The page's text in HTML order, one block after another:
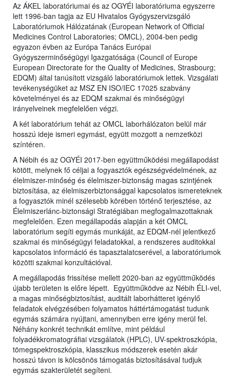
Az ÁKEL laboratóriumai és az OGYÉI laboratóriuma egyszerre
lett 1996-ban tagja az EU Hivatalos Gyógyszervizsgáló
Laboratóriumok Hálózatának (European Network of Official
Medicines Control Laboratories; OMCL), 2004-ben pedig
egyazon évben az Európa Tanács Európai
Gyógyszerminőségügyi Igazgatósága (Council of Europe
European Directorate for the Quality of Medicines, Strasbourg;
EDQM) által tanúsított vizsgáló laboratóriumok lettek. Vizsgálati
tevékenységüket az MSZ EN ISO/IEC 17025 szabvány
követelményei és az EDQM szakmai és minőségügyi
irányelveinek megfelelően végzi.
A két laboratórium tehát az OMCL laborhálózaton belül már
hosszú ideje ismeri egymást, együtt mozgott a nemzetközi
színtéren.
A Nébih és az OGYÉI 2017-ben együttműködési megállapodást
kötött, melynek fő céljai a fogyasztók egészségvédelmének, az
élelmiszer-minőség és élelmiszer-biztonság magas szintjének
biztosítása, az élelmiszerbiztonsággal kapcsolatos ismereteknek
a fogyasztók minél szélesebb körében történő terjesztése, az
Élelmiszerlánc-biztonsági Stratégiában megfogalmazottaknak
megfelelően. Ezen megállapodás alapján a két OMCL
laboratórium segíti egymás munkáját, az EDQM-nél jelentkező
szakmai és minőségügyi feladatokkal, a rendszeres auditokkal
kapcsolatos információ és tapasztalatcserével, a laboratóriumok
közötti szakmai konzultációval.
A megállapodás frissítése mellett 2020-ban az együttműködés
újabb területen is előre lépett. Együttműködve az Nébih ÉLI-vel,
a magas minőségbiztosítást, auditált laborhátteret igénylő
feladatok elvégzésében folyamatos háttértámogatást tudunk
egymás számára nyújtani, amennyiben erre igény merül fel.
Néhány konkrét technikát említve, mint például
folyadékkromatográfiai vizsgálatok (HPLC), UV-spektroszkópia,
tömegspektroszkópia, klasszikus módszerek esetén akár
hosszú távon is kölcsönös támogatás biztosításával tudjuk
egymás szakterületét segíteni.